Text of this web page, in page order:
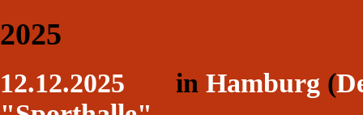
2025
12.12.2025 in Hamburg (